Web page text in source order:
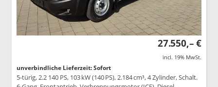
27.550,– €
incl. 19% MwSt.
unverbindliche Lieferzeit: Sofort
5-türig, 2.2 140 PS, 103 kW (140 PS), 2.184 cm³, 4 Zylinder, Schalt.